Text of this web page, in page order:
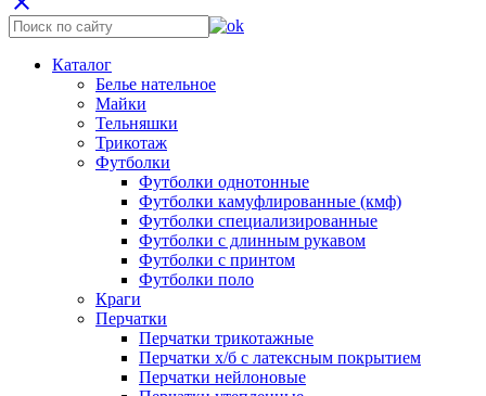
Каталог
Белье нательное
Майки
Тельняшки
Трикотаж
Футболки
Футболки однотонные
Футболки камуфлированные (кмф)
Футболки специализированные
Футболки с длинным рукавом
Футболки с принтом
Футболки поло
Краги
Перчатки
Перчатки трикотажные
Перчатки х/б с латексным покрытием
Перчатки нейлоновые